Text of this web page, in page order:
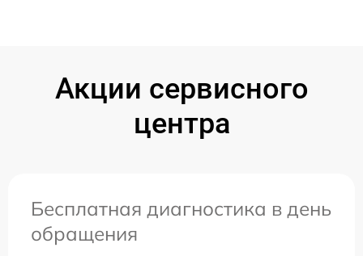
Акции сервисного
центра
Бесплатная диагностика в день
обращения